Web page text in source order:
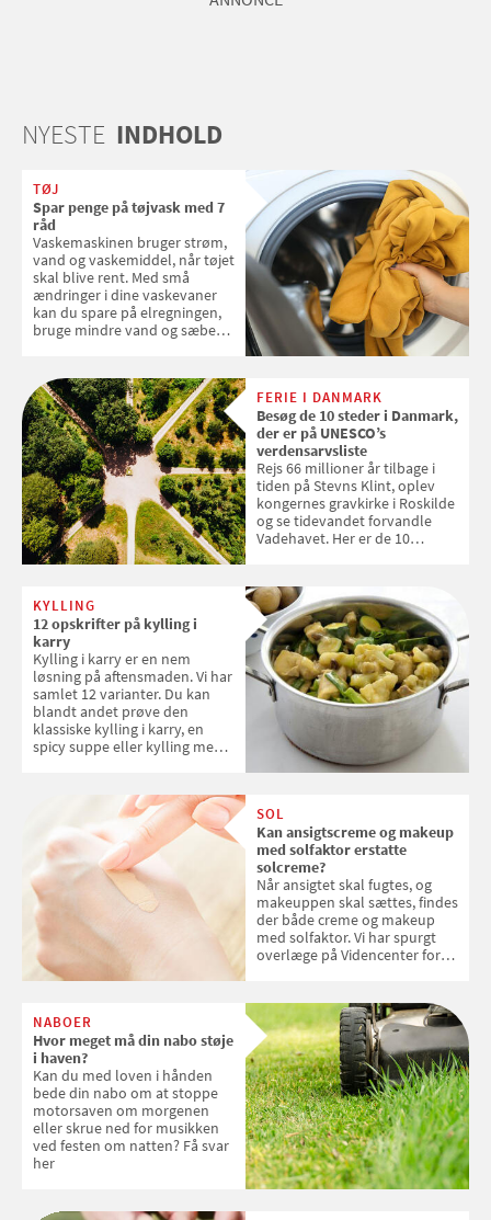
NYESTE INDHOLD
TØJ
Spar penge på tøjvask med 7
råd
Vaskemaskinen bruger strøm,
vand og vaskemiddel, når tøjet
skal blive rent. Med små
ændringer i dine vaskevaner
kan du spare på elregningen,
bruge mindre vand og sæbe
enkle råd til at spare penge på
tøjvasken
FERIE I DANMARK
Besøg de 10 steder i Danmark,
der er på UNESCO’s
verdensarvsliste
Rejs 66 millioner år tilbage i
tiden på Stevns Klint, oplev
kongernes gravkirke i Roskilde
og se tidevandet forvandle
Vadehavet. Her er de 10
KYLLING
12 opskrifter på kylling i
karry
Kylling i karry er en nem
løsning på aftensmaden. Vi har
samlet 12 varianter. Du kan
blandt andet prøve den
klassiske kylling i karry, en
spicy suppe eller kylling med
SOL
Kan ansigtscreme og makeup
med solfaktor erstatte
solcreme?
Når ansigtet skal fugtes, og
makeuppen skal sættes, findes
der både creme og makeup
med solfaktor. Vi har spurgt
overlæge på Videncenter for
med SPF kan erstatte
solcreme, når man bevæger
sig ud i solen
NABOER
Hvor meget må din nabo støje
i haven?
Kan du med loven i hånden
bede din nabo om at stoppe
motorsaven om morgenen
eller skrue ned for musikken
ved festen om natten? Få svar
her